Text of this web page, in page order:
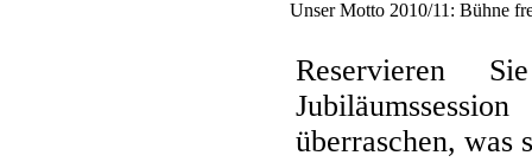
Unser Motto 2010/11: Bühne
Reservieren
überraschen, was